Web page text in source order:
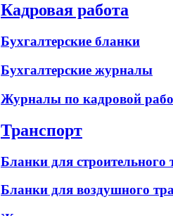
Кадровая работа
Бухгалтерские бланки
Бухгалтерские журналы
Журналы по кадровой
Транспорт
Бланки для строительного
Бланки для воздушного